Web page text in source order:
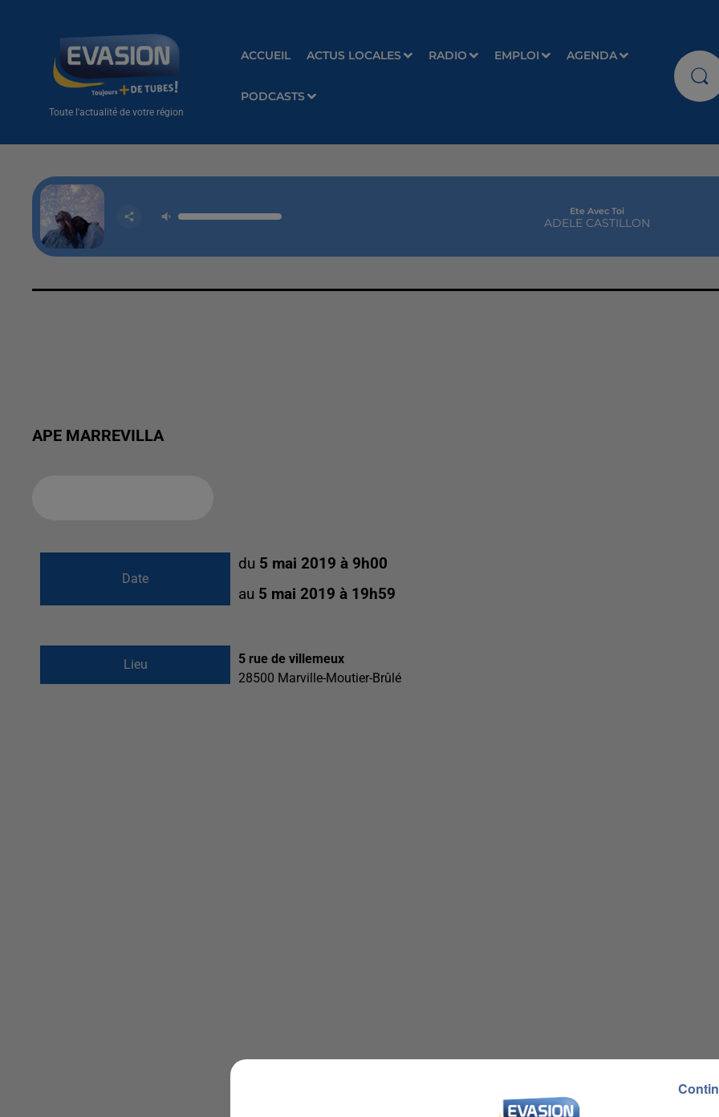
Toute l'actualité de votre région
ACCUEIL ACTUS LOCALES RADIO EMPLOI AGENDA
PODCASTS
Ete Avec Toi
ADELE CASTILLON
APE MARREVILLA
Date
du 5 mai 2019 à 9h00
au 5 mai 2019 à 19h59
Lieu
5 rue de villemeux
28500 Marville-Moutier-Brûlé